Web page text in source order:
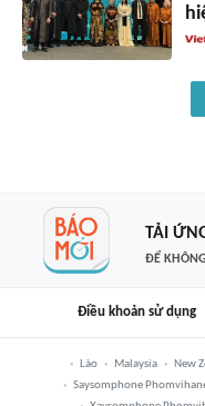
TẢI
ĐỂ
Điều khoản sử dụng
Lào Malaysia New
Saysomphone